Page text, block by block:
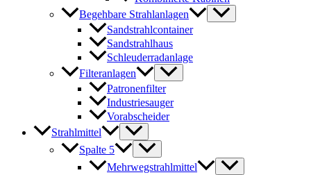
Begehbare Strahlanlagen
Sandstrahlcontainer
Sandstrahlhaus
Schleuderradanlage
Filteranlagen
Patronenfilter
Industriesauger
Vorabscheider
Strahlmittel
Spalte 5
Mehrwegstrahlmittel